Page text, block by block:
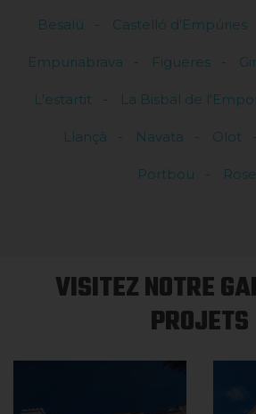
Besalú Castelló d'Empúries
Empuriabrava Figueres
L'estartit La Bisbal de
Llançà Navata Olot
Portbou
VISITEZ NOTRE
PROJETS